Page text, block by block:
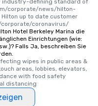
industry-defining standard of
corporate/news/hilton-
up to date customer
coronavirus/
Hotel Berkeley Marina die
Einrichtungen (wie:
Falls Ja, beschreiben Sie
wipes in public areas &
areas, lobbies, elevators,
with food safety
distancing